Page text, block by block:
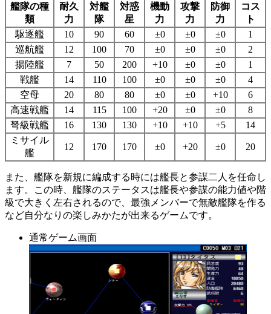
艦隊の種
類
耐久
力
対艦
隊
対惑
星
機動
力
攻撃
力
防御
力
コス
ト
駆逐艦
10 90 60 ±0 ±0 ±0
1
巡航艦
12 100 70 ±0 ±0 ±0
2
揚陸艦
7 50 200 +10 ±0 ±0
1
戦艦
14 110 100 ±0 ±0 ±0
4
空母
20 80 80 ±0 ±0 +10
6
高速戦艦
14 115 100 +20 ±0 ±0
8
弩級戦艦
16 130 130 +10 +10 +5
14
ミサイル
艦
12 170 170 ±0 +20 ±0 20
また、艦隊を新規に編成する時には艦長と参謀二人を任命し
ます。この時、艦隊のステータスは艦長や参謀の能力値や階
級で大きく左右されるので、最強メンバーで無敵艦隊を作る
など自分なりの楽しみかたが出来るゲームです。
通常ゲーム画面